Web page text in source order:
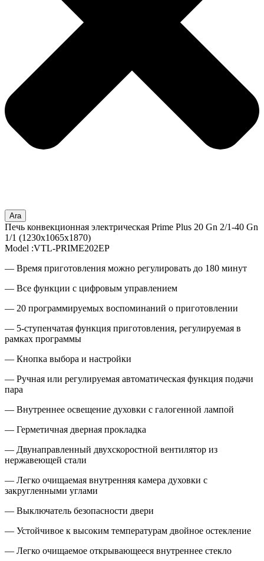
Ara
Печь конвекционная электрическая Prime Plus 20 Gn 2/1-40 Gn
1/1 (1230x1065x1870)
Model :VTL-PRIME202EP
— Время приготовления можно регулировать до 180 минут
— Все функции с цифровым управлением
— 20 программируемых воспоминаний о приготовлении
— 5-ступенчатая функция приготовления, регулируемая в
рамках программы
— Кнопка выбора и настройки
— Ручная или регулируемая автоматическая функция подачи
пара
— Внутреннее освещение духовки с галогенной лампой
— Герметичная дверная прокладка
— Двунаправленный двухскоростной вентилятор из
нержавеющей стали
— Легко очищаемая внутренняя камера духовки с
закругленными углами
— Выключатель безопасности двери
— Устойчивое к высоким температурам двойное остекление
— Легко очищаемое открывающееся внутреннее стекло